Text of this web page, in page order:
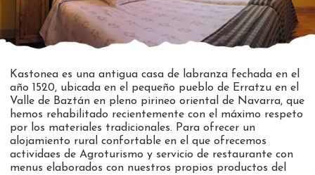
Kastonea es una antigua casa de labranza fechada en el
año 1520, ubicada en el pequeño pueblo de Erratzu en el
Valle de Baztán en pleno pirineo oriental de Navarra, que
hemos rehabilitado recientemente con el máximo respeto
por los materiales tradicionales. Para ofrecer un
alojamiento rural confortable en el que ofrecemos
actividaes de Agroturismo y servicio de restaurante con
menus elaborados con nuestros propios productos del